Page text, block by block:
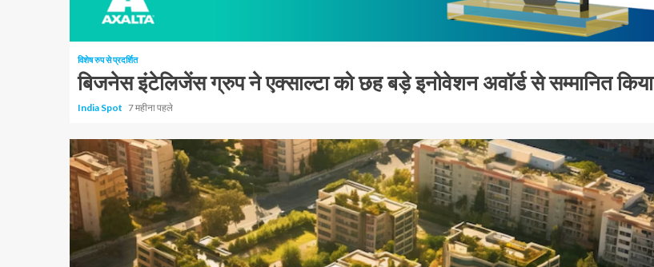
1 न्यूनतम पढ़ा
विशेष रुप से प्रदर्शित
बिजनेस इंटेलिजेंस ग्रुप ने एक्साल्टा को छह बड़े इनोवेशन अवॉर्ड से सम्मानित किया
India Spot 7 महीना पहले